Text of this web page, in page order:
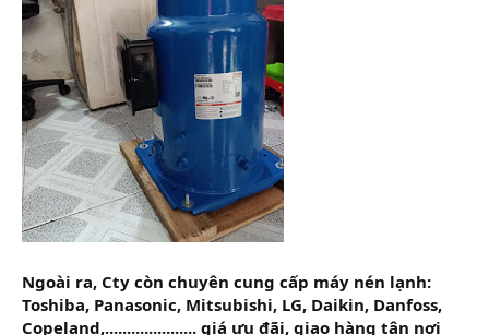
Ngoài ra, Cty còn chuyên cung cấp máy nén lạnh:
Toshiba, Panasonic, Mitsubishi, LG, Daikin, Danfoss,
Copeland,..................... giá ưu đãi, giao hàng tận nơi